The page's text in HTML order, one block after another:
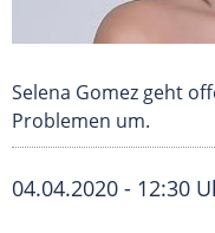
Selena Gomez geht
Problemen um.
04.04.2020 - 12:30